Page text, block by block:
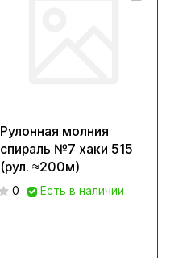
Рулонная молния
спираль №7 хаки 515
(рул. ≈200м)
0 Есть в наличии